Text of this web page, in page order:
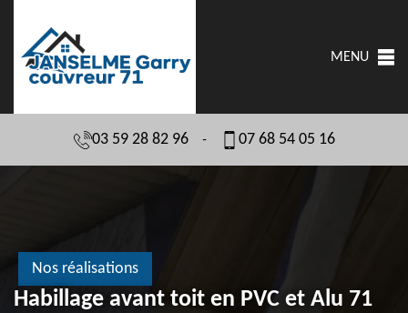
MENU
03 59 28 82 96 - 07 68 54 05 16
Nos réalisations
Habillage avant toit en PVC et Alu 71